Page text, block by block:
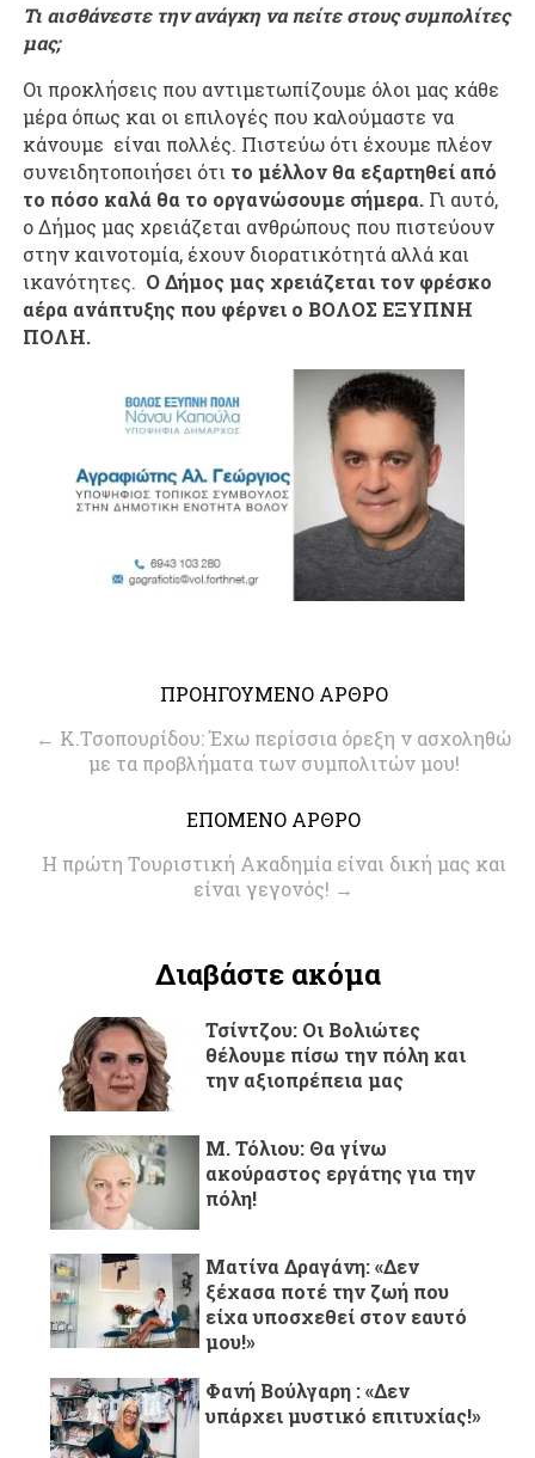
Τι αισθάνεστε την ανάγκη να πείτε στους συμπολίτες
μας;
Οι προκλήσεις που αντιμετωπίζουμε όλοι μας κάθε
μέρα όπως και οι επιλογές που καλούμαστε να
κάνουμε είναι πολλές. Πιστεύω ότι έχουμε πλέον
συνειδητοποιήσει ότι το μέλλον θα εξαρτηθεί από
το πόσο καλά θα το οργανώσουμε σήμερα. Γι αυτό,
ο Δήμος μας χρειάζεται ανθρώπους που πιστεύουν
στην καινοτομία, έχουν διορατικότητά αλλά και
ικανότητες. Ο Δήμος μας χρειάζεται τον φρέσκο
αέρα ανάπτυξης που φέρνει ο ΒΟΛΟΣ ΕΞΥΠΝΗ
ΠΟΛΗ.
ΠΡΟΗΓΟΥΜΕΝΟ ΑΡΘΡΟ
← Κ.Τσοπουρίδου: Έχω περίσσια όρεξη ν ασχοληθώ
με τα προβλήματα των συμπολιτών μου!
ΕΠΟΜΕΝΟ ΑΡΘΡΟ
Η πρώτη Τουριστική Ακαδημία είναι δική μας και
είναι γεγονός! →
Διαβάστε ακόμα
Τσίντζου: Οι Βολιώτες
θέλουμε πίσω την πόλη και
την αξιοπρέπεια μας
Μ. Τόλιου: Θα γίνω
ακούραστος εργάτης για την
πόλη!
Ματίνα Δραγάνη: «Δεν
ξέχασα ποτέ την ζωή που
είχα υποσχεθεί στον εαυτό
μου!»
Φανή Βούλγαρη : «Δεν
υπάρχει μυστικό επιτυχίας!»